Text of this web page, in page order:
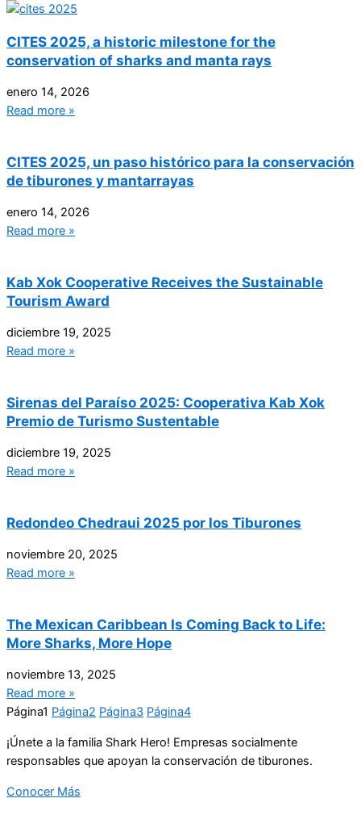
CITES 2025, a historic milestone for the
conservation of sharks and manta rays
enero 14, 2026
Read more »
CITES 2025, un paso histórico para la conservación
de tiburones y mantarrayas
enero 14, 2026
Read more »
Kab Xok Cooperative Receives the Sustainable
Tourism Award
diciembre 19, 2025
Read more »
Sirenas del Paraíso 2025: Cooperativa Kab Xok
Premio de Turismo Sustentable
diciembre 19, 2025
Read more »
Redondeo Chedraui 2025 por los Tiburones
noviembre 20, 2025
Read more »
The Mexican Caribbean Is Coming Back to Life:
More Sharks, More Hope
noviembre 13, 2025
Read more »
Página1 Página2 Página3 Página4
¡Únete a la familia Shark Hero! Empresas socialmente
responsables que apoyan la conservación de tiburones.
Conocer Más